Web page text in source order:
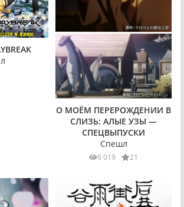
О МОЁМ ПЕРЕРОЖДЕНИИ В
СЛИЗЬ: АЛЫЕ УЗЫ —
СПЕЦВЫПУСКИ
Спешл
6 019 21